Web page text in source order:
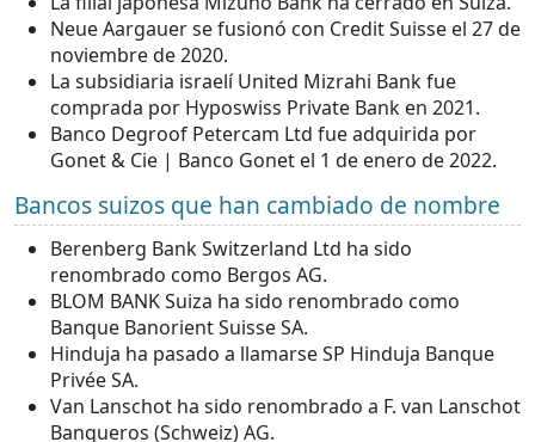
Neue Aargauer se fusionó con Credit Suisse el 27 de
noviembre de 2020.
La subsidiaria israelí United Mizrahi Bank fue
comprada por Hyposwiss Private Bank en 2021.
Banco Degroof Petercam Ltd fue adquirida por
Gonet & Cie | Banco Gonet el 1 de enero de 2022.
Bancos suizos que han cambiado de nombre
Berenberg Bank Switzerland Ltd ha sido
renombrado como Bergos AG.
BLOM BANK Suiza ha sido renombrado como
Banque Banorient Suisse SA.
Hinduja ha pasado a llamarse SP Hinduja Banque
Privée SA.
Van Lanschot ha sido renombrado a F. van Lanschot
Banqueros (Schweiz) AG.